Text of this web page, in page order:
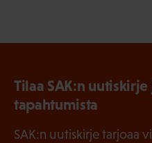
Tilaa SAK:n
tapahtumista
SAK:n uutiskirje tarjoaa